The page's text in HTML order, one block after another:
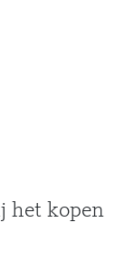
het kopen